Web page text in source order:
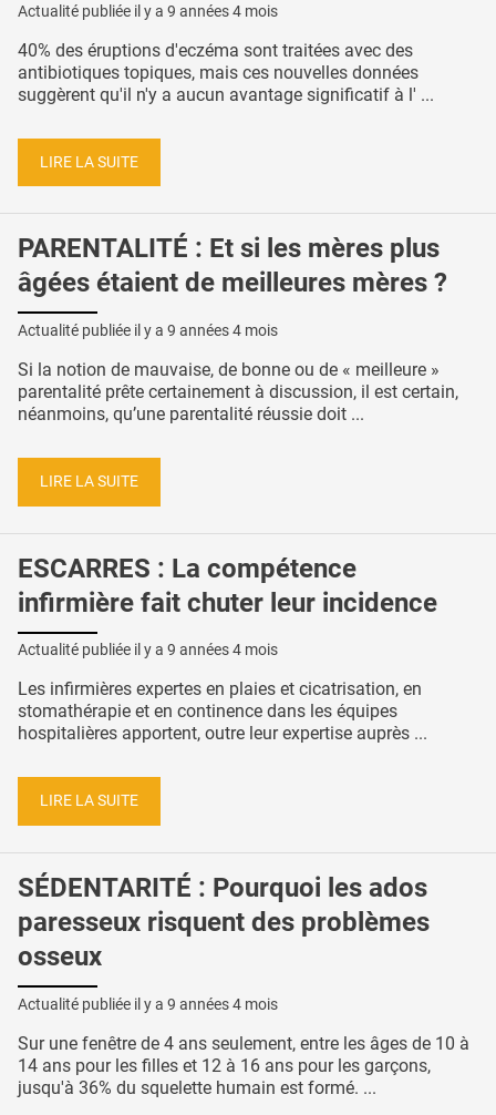
Actualité publiée il y a 9 années 4 mois
40% des éruptions d'eczéma sont traitées avec des
antibiotiques topiques, mais ces nouvelles données
suggèrent qu'il n'y a aucun avantage significatif à l' ...
LIRE LA SUITE
PARENTALITÉ : Et si les mères plus
âgées étaient de meilleures mères ?
Actualité publiée il y a 9 années 4 mois
Si la notion de mauvaise, de bonne ou de « meilleure »
parentalité prête certainement à discussion, il est certain,
néanmoins, qu’une parentalité réussie doit ...
LIRE LA SUITE
ESCARRES : La compétence
infirmière fait chuter leur incidence
Actualité publiée il y a 9 années 4 mois
Les infirmières expertes en plaies et cicatrisation, en
stomathérapie et en continence dans les équipes
hospitalières apportent, outre leur expertise auprès ...
LIRE LA SUITE
SÉDENTARITÉ : Pourquoi les ados
paresseux risquent des problèmes
osseux
Actualité publiée il y a 9 années 4 mois
Sur une fenêtre de 4 ans seulement, entre les âges de 10 à
14 ans pour les filles et 12 à 16 ans pour les garçons,
jusqu'à 36% du squelette humain est formé. ...